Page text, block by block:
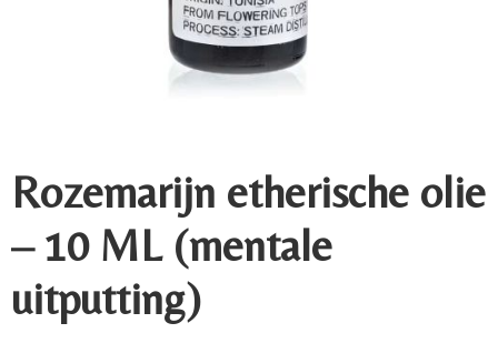
Rozemarijn etherische olie
– 10 ML (mentale
uitputting)